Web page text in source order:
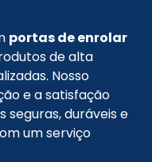
portas de enrolar
de alta
Nosso
e a satisfação
duráveis e
um serviço